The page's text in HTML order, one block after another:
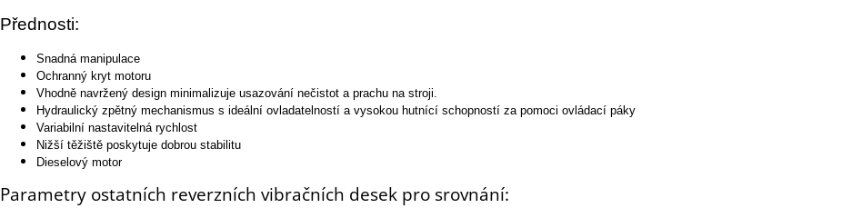
Přednosti:
Snadná manipulace
Ochranný kryt motoru
Vhodně navržený design minimalizuje usazování nečistot a prachu na stroji.
Hydraulický zpětný mechanismus s ideální ovladatelností a vysokou hutnící schopností za pomoci ovládací páky
Variabilní nastavitelná rychlost
Nižší těžiště poskytuje dobrou stabilitu
Dieselový motor
Parametry ostatních reverzních vibračních desek pro srovnání: